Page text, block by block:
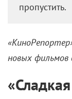
пропустить.
новых
«